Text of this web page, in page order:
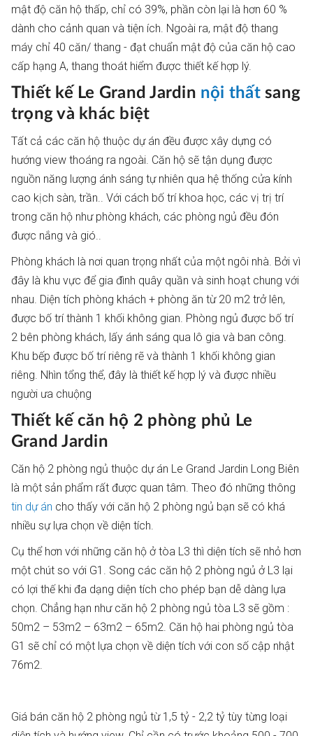
mật độ căn hộ thấp, chỉ có 39%, phần còn lại là hơn 60 %
dành cho cảnh quan và tiện ích. Ngoài ra, mật độ thang
máy chỉ 40 căn/ thang - đạt chuẩn mật độ của căn hộ cao
cấp hạng A, thang thoát hiểm được thiết kế hợp lý.
Thiết kế Le Grand Jardin nội thấtsang
trọng và khác biệt
Tất cả các căn hộ thuộc dự án đều được xây dựng có
hướng view thoáng ra ngoài. Căn hộ sẽ tận dụng được
nguồn năng lượng ánh sáng tự nhiên qua hệ thống cửa kính
cao kịch sàn, trần.. Với cách bố trí khoa học, các vị trị trí
trong căn hộ như phòng khách, các phòng ngủ đều đón
được nắng và gió..
Phòng khách là nơi quan trọng nhất của một ngôi nhà. Bởi vì
đây là khu vực để gia đình quây quần và sinh hoạt chung với
nhau. Diện tích phòng khách + phòng ăn từ 20 m2 trở lên,
được bố trí thành 1 khối không gian. Phòng ngủ được bố trí
2 bên phòng khách, lấy ánh sáng qua lô gia và ban công.
Khu bếp được bố trí riêng rẽ và thành 1 khối không gian
riêng. Nhìn tổng thể, đây là thiết kế hợp lý và được nhiều
người ưa chuộng
Thiết kế căn hộ 2 phòng phủ Le
Grand Jardin
Căn hộ 2 phòng ngủ thuộc dự án Le Grand Jardin Long Biên
là một sản phẩm rất được quan tâm. Theo đó những thông
tin dự án cho thấy với căn hộ 2 phòng ngủ bạn sẽ có khá
nhiều sự lựa chọn về diện tích.
Cụ thể hơn với những căn hộ ở tòa L3 thì diện tích sẽ nhỏ hơn
một chút so với G1. Song các căn hộ 2 phòng ngủ ở L3 lại
có lợi thế khi đa dạng diện tích cho phép bạn dễ dàng lựa
chọn. Chẳng hạn như căn hộ 2 phòng ngủ tòa L3 sẽ gồm :
50m2 – 53m2 – 63m2 – 65m2. Căn hộ hai phòng ngủ tòa
G1 sẽ chỉ có một lựa chọn về diện tích với con số cập nhật
76m2.
Giá bán căn hộ 2 phòng ngủ từ 1,5 tỷ - 2,2 tỷ tùy từng loại